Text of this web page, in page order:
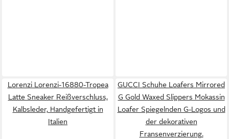
Lorenzi Lorenzi-16880-Tropea
Latte Sneaker Reißverschluss,
Kalbsleder, Handgefertigt in
Italien
GUCCI Schuhe Loafers Mirrored
G Gold Waxed Slippers Mokassin
Loafer Spiegelnden G-Logos und
der dekorativen
Fransenverzierung.